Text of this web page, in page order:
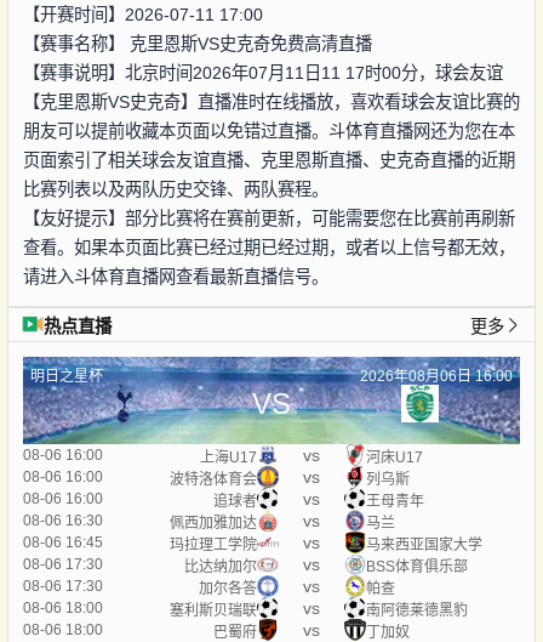
【开赛时间】2026-07-11 17:00
【赛事名称】 克里恩斯VS史克奇免费高清直播
【赛事说明】北京时间2026年07月11日11 17时00分，球会友谊
【克里恩斯VS史克奇】直播准时在线播放，喜欢看球会友谊比赛的
朋友可以提前收藏本页面以免错过直播。斗体育直播网还为您在本
页面索引了相关球会友谊直播、克里恩斯直播、史克奇直播的近期
比赛列表以及两队历史交锋、两队赛程。
【友好提示】部分比赛将在赛前更新，可能需要您在比赛前再刷新
查看。如果本页面比赛已经过期已经过期，或者以上信号都无效，
请进入斗体育直播网查看最新直播信号。
热点直播 更多
明日之星杯 2026年08月06日 16:00
VS
08-06 16:00 上海U17 vs
河床U17
08-06 16:00
波特洛体育会 vs
列乌斯
08-06 16:00
追球者 vs
王母青年
08-06 16:30
佩西加雅加达 vs
马兰
08-06 16:45
玛拉理工学院 vs
马来西亚国家大学
08-06 17:30
比达纳加尔 vs
BSS体育俱乐部
08-06 17:30
加尔各答 vs
帕查
08-06 18:00
塞利斯贝瑞联 vs
南阿德莱德黑豹
08-06 18:00
巴蜀府 vs 丁加奴